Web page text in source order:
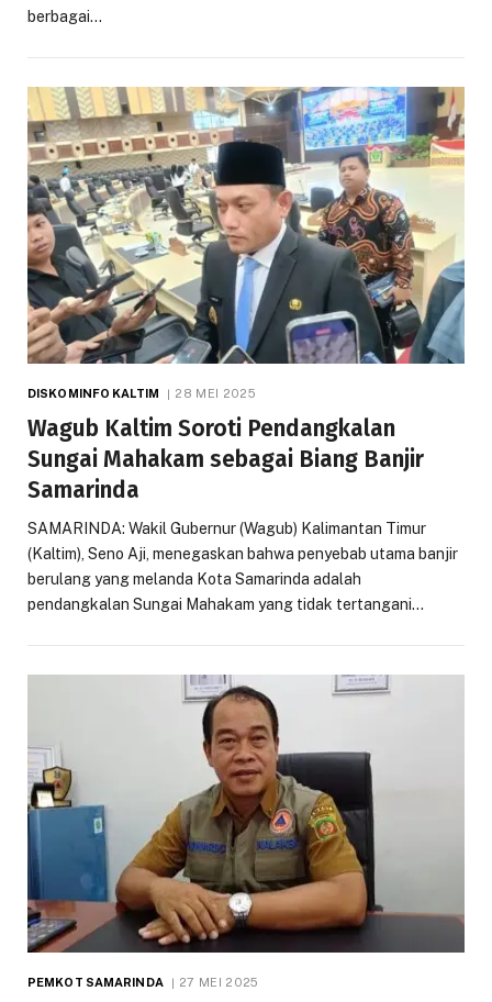
berbagai…
DISKOMINFO KALTIM 28 MEI 2025
Wagub Kaltim Soroti Pendangkalan
Sungai Mahakam sebagai Biang Banjir
Samarinda
SAMARINDA: Wakil Gubernur (Wagub) Kalimantan Timur
(Kaltim), Seno Aji, menegaskan bahwa penyebab utama banjir
berulang yang melanda Kota Samarinda adalah
pendangkalan Sungai Mahakam yang tidak tertangani…
PEMKOT SAMARINDA 27 MEI 2025